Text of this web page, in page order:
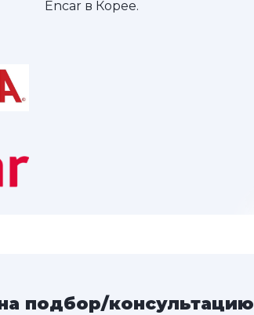
Encar в Корее.
подбор/консультацию